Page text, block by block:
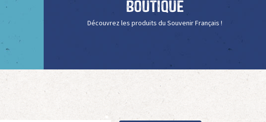
Boutique
Découvrez les produits du Souvenir Français !